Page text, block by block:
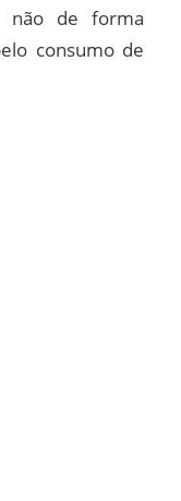
não de forma
consumo de